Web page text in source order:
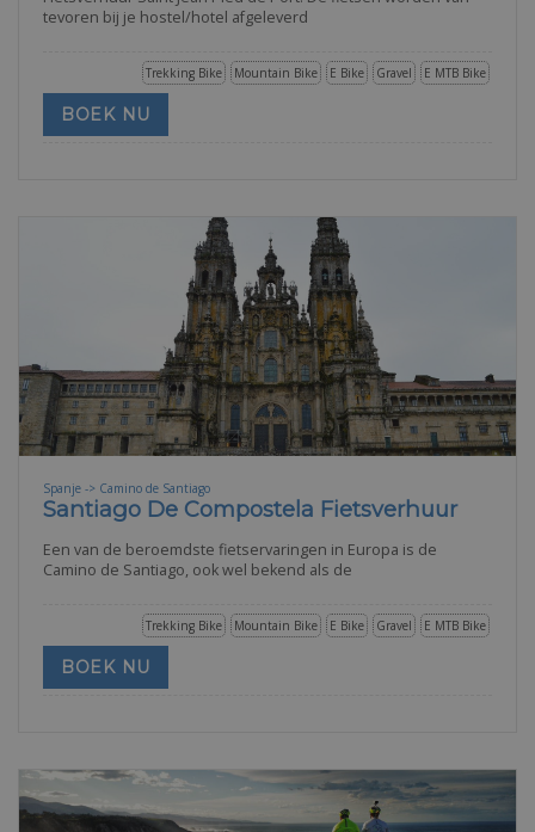
tevoren bij je hostel/hotel afgeleverd
E MTB Bike
Gravel
E Bike
Mountain Bike
Trekking Bike
BOEK NU
Spanje -> Camino de Santiago
Santiago De Compostela Fietsverhuur
Een van de beroemdste fietservaringen in Europa is de
Camino de Santiago, ook wel bekend als de
E MTB Bike
Gravel
E Bike
Mountain Bike
Trekking Bike
BOEK NU